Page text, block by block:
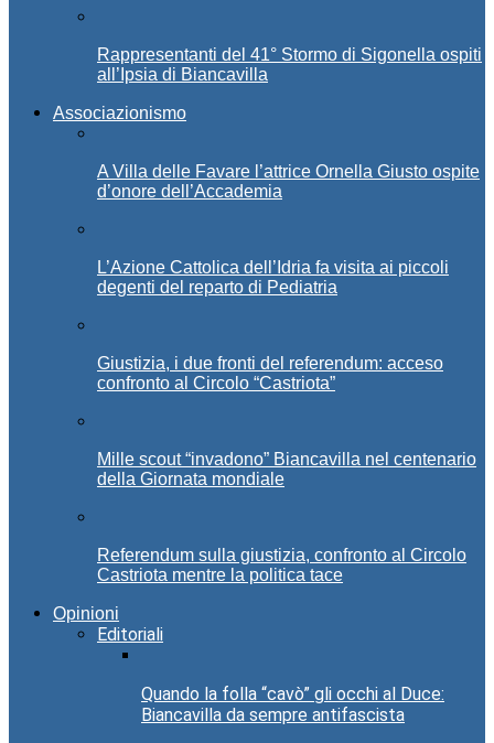
Rappresentanti del 41° Stormo di Sigonella ospiti
all’Ipsia di Biancavilla
Associazionismo
A Villa delle Favare l’attrice Ornella Giusto ospite
d’onore dell’Accademia
L’Azione Cattolica dell’Idria fa visita ai piccoli
degenti del reparto di Pediatria
Giustizia, i due fronti del referendum: acceso
confronto al Circolo “Castriota”
Mille scout “invadono” Biancavilla nel centenario
della Giornata mondiale
Referendum sulla giustizia, confronto al Circolo
Castriota mentre la politica tace
Opinioni
Editoriali
Quando la folla “cavò” gli occhi al Duce:
Biancavilla da sempre antifascista